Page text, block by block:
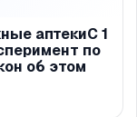
аптекиС 1
по
об этом